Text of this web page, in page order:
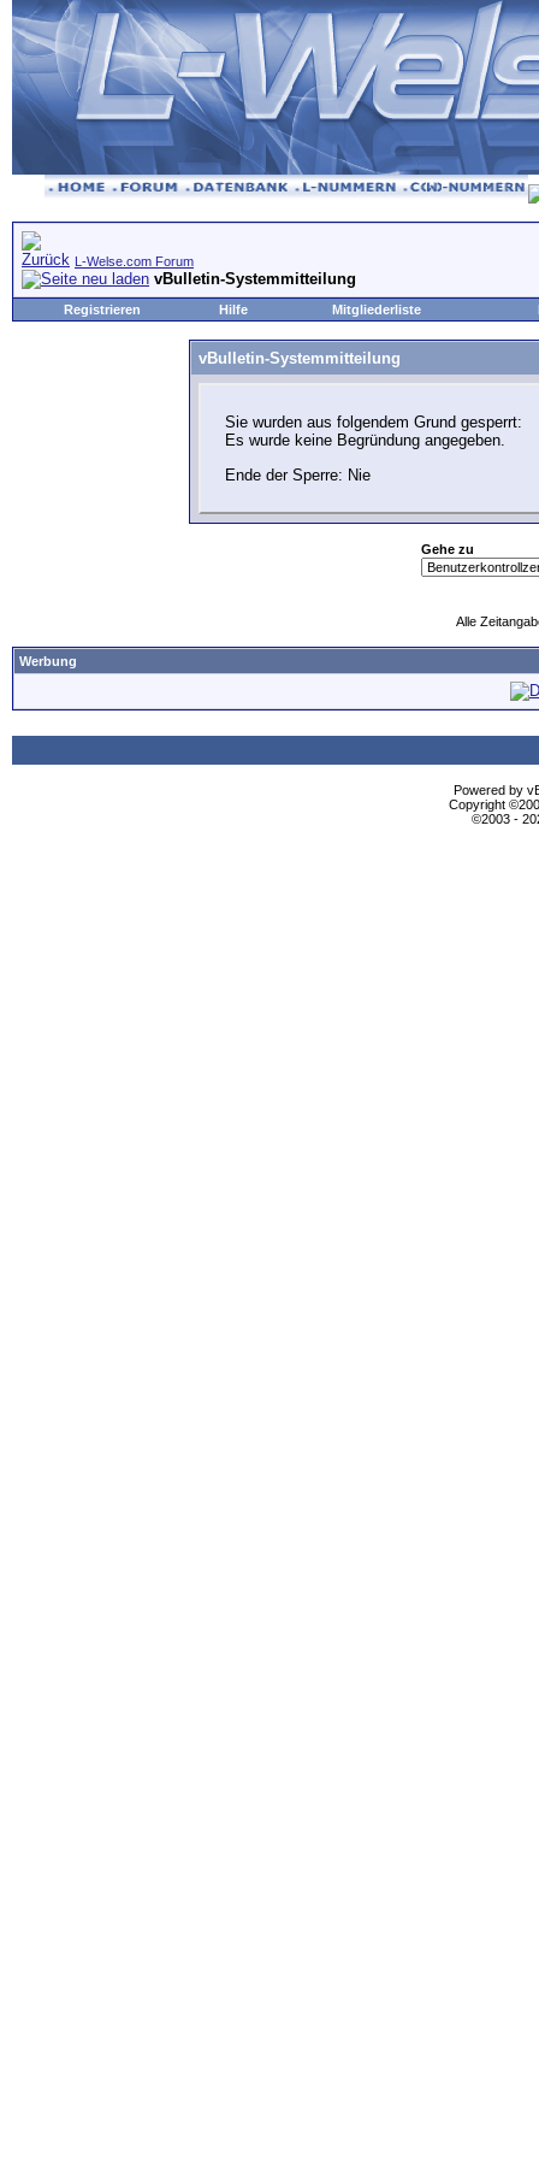
L-Welse.com Forum
vBulletin-Systemmitteilung
Registrieren Hilfe Mitgliederliste
vBulletin-Systemmitteilung
Sie wurden aus folgendem Grund gesperrt:
Es wurde keine Begründung angegeben.
Ende der Sperre: Nie
Gehe zu
Alle
Werbung
Powered by
Copyright
©2003 -